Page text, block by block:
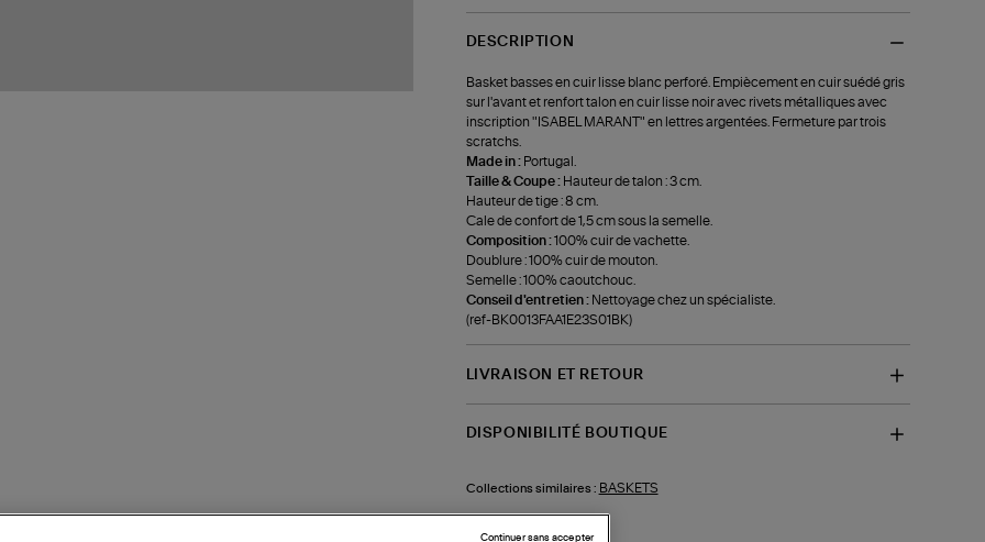
DESCRIPTION
Basket basses en cuir lisse blanc perforé. Empiècement en cuir suédé gris
sur l'avant et renfort talon en cuir lisse noir avec rivets métalliques avec
inscription "ISABEL MARANT" en lettres argentées. Fermeture par trois
scratchs.
Made in : Portugal.
Taille & Coupe : Hauteur de talon : 3 cm.
Hauteur de tige : 8 cm.
Cale de confort de 1,5 cm sous la semelle.
Composition :100% cuir de vachette.
Doublure : 100% cuir de mouton.
Semelle : 100% caoutchouc.
Conseil d'entretien : Nettoyage chez un spécialiste.
(ref-BK0013FAA1E23S01BK)
LIVRAISON ET RETOUR
DISPONIBILITÉ BOUTIQUE
Collections similaires : BASKETS
Continuer sans accepter